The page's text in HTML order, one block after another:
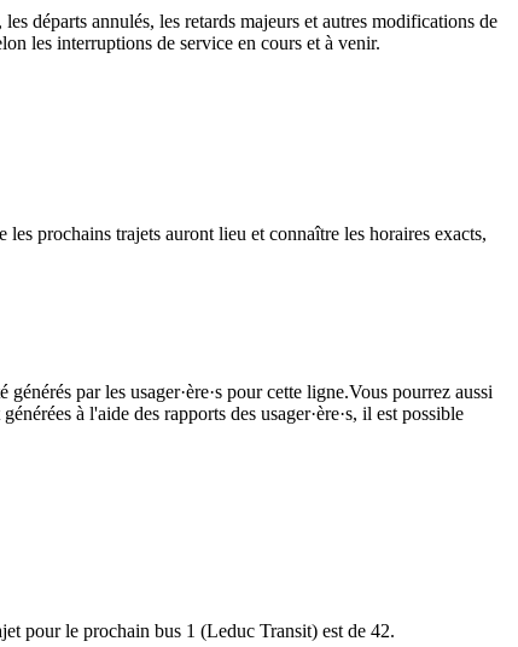
départs annulés, les retards majeurs et autres modifications de
les interruptions de service en cours et à venir.
prochains trajets auront lieu et connaître les horaires exacts,
par les usager·ère·s pour cette ligne.Vous pourrez aussi
à l'aide des rapports des usager·ère·s, il est possible
pour le prochain bus 1 (Leduc Transit) est de 42.